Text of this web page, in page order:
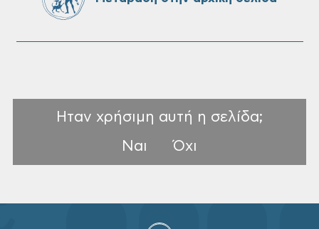
Ηταν χρήσιμη αυτή η σελίδα;
Ναι
Όχι